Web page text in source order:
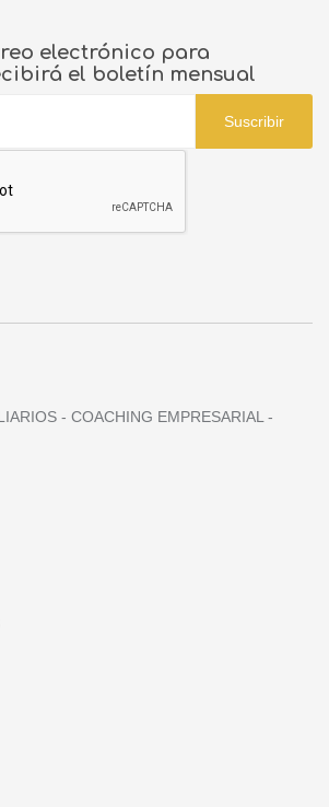
electrónico para
el boletín mensual
Suscribir
- COACHING EMPRESARIAL -